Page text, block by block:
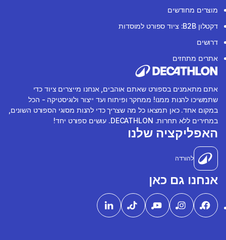
מוצרים מחודשים
דקטלון B2B: ציוד ספורט למוסדות
דרושים
אתרים מתחזים
אתם מתאמנים בספורט שאתם אוהבים, אנחנו מייצרים ציוד כדי
שתמשיכו להנות ממנו! ממחקר ופיתוח ועד ייצור ולוגיסטיקה - הכל
במקום אחד. כאן תמצאו כל מה שצריך כדי להנות מסוגי הספורט השונים,
במחירים ללא תחרות. DECATHLON. עושים ספורט יחד!
האפליקציה שלנו
להורדה
אנחנו גם כאן